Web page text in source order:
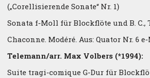
(„Corellisierende Sonate“ Nr. 1)
Sonata f-Moll für Blockflöte und B. C.,
Chaconne. Modéré. Aus: Quator Nr. 6
Telemann/arr. Max Volbers (*1994):
Suite tragi-comique G-Dur für